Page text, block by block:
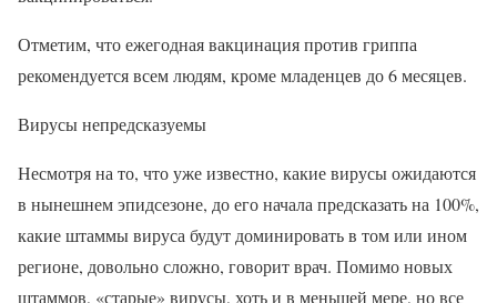
Отметим, что ежегодная вакцинация против гриппа
рекомендуется всем людям, кроме младенцев до 6 месяцев.
Вирусы непредсказуемы
Несмотря на то, что уже известно, какие вирусы ожидаются
в нынешнем эпидсезоне, до его начала предсказать на 100%,
какие штаммы вируса будут доминировать в том или ином
регионе, довольно сложно, говорит врач. Помимо новых
штаммов, «старые» вирусы, хоть и в меньшей мере, но все